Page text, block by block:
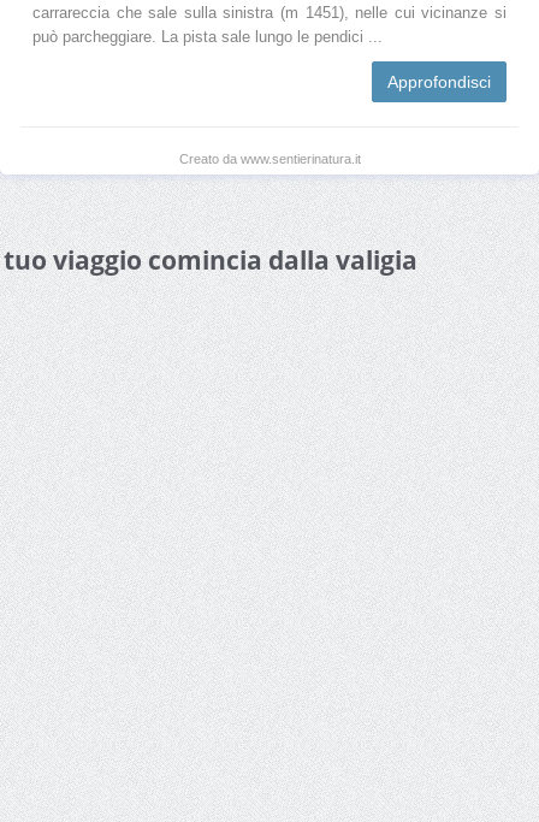
carrareccia che sale sulla sinistra (m 1451), nelle cui vicinanze si
può parcheggiare. La pista sale lungo le pendici ...
Approfondisci
Creato da www.sentierinatura.it
viaggio comincia dalla valigia